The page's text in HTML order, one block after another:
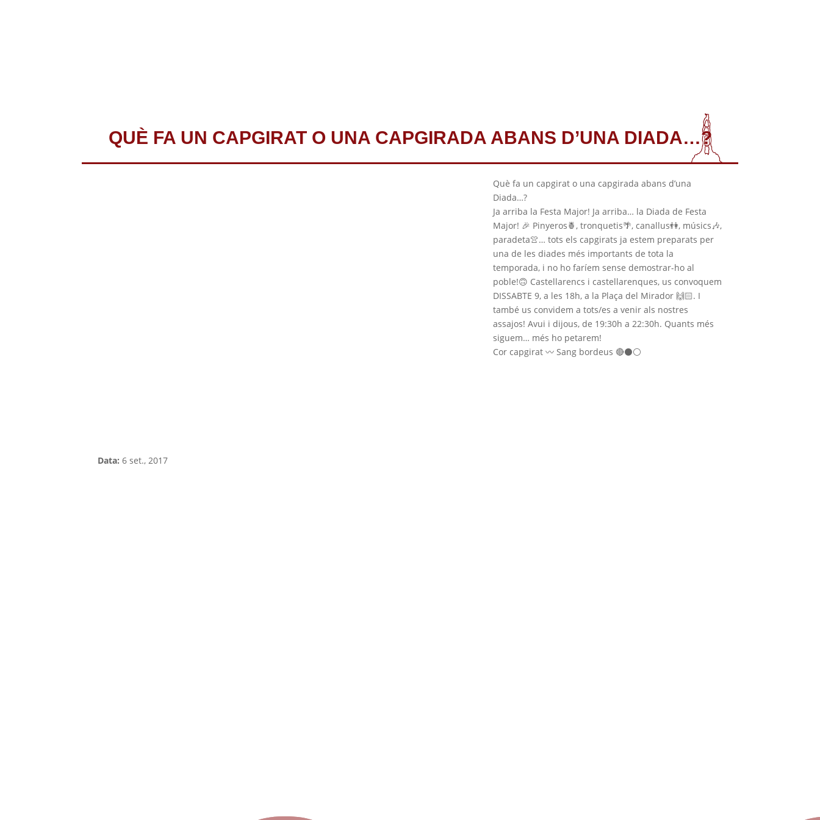
QUÈ FA UN CAPGIRAT O UNA CAPGIRADA ABANS D’UNA DIADA…?
Data: 6 set., 2017
Què fa un capgirat o una capgirada abans d’una
Diada…?
Ja arriba la Festa Major! Ja arriba… la Diada de Festa
Major! 🎉 Pinyeros🍍 , tronquetis🌴, canallus👫, músics🎶,
paradeta👚… tots els capgirats ja estem preparats per
una de les diades més importants de tota la
temporada, i no ho faríem sense demostrar-ho al
poble!🙃 Castellarencs i castellarenques, us convoquem
DISSABTE 9, a les 18h, a la Plaça del Mirador 🙌🏻. I
també us convidem a tots/es a venir als nostres
assajos! Avui i dijous, de 19:30h a 22:30h. Quants més
siguem… més ho petarem!
Cor capgirat〰 Sang bordeus 🔴⚫⚪